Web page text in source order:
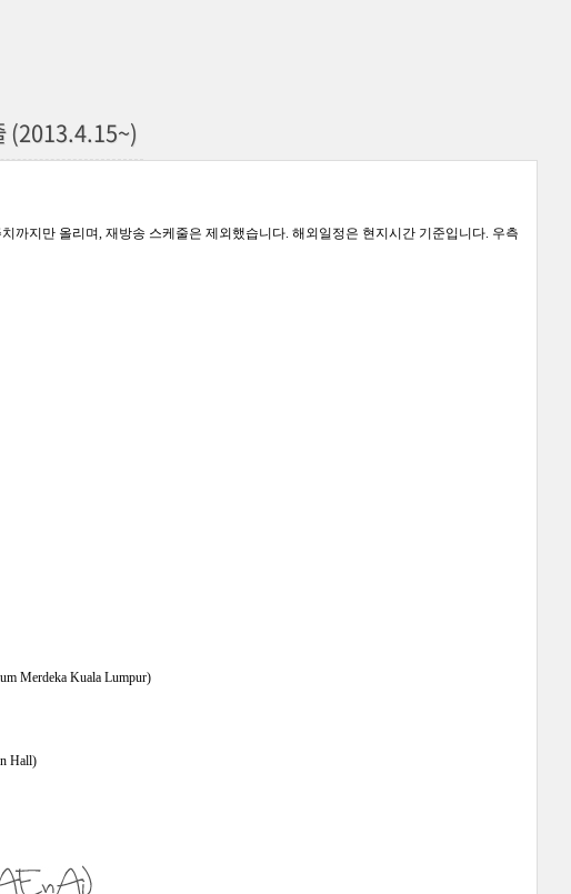
(2013.4.15~)
까지만 올리며, 재방송 스케줄은 제외했습니다. 해외일정은 현지시간 기준입니다. 우측
Merdeka Kuala Lumpur)
Hall)